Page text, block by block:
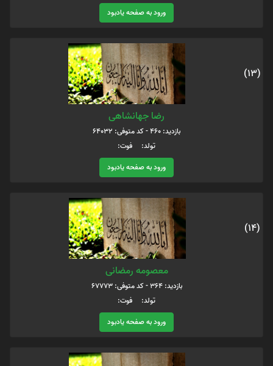
ورود به صفحه یادبود
(13)
رضا جهانشاهی
بازدید: 460 - کد متوفی: 64032
تولد: فوت:
ورود به صفحه یادبود
(14)
معصومه رمضانی
بازدید: 364 - کد متوفی: 67773
تولد: فوت:
ورود به صفحه یادبود